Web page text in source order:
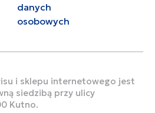
danych
osobowych
i sklepu internetowego jest
siedzibą przy ulicy
Kutno.